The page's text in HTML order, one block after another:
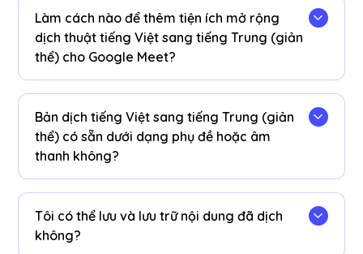
thêm phút dịch nếu cần.
Làm cách nào để thêm tiện ích mở rộng
dịch thuật tiếng Việt sang tiếng Trung (giản
thể) cho Google Meet?
chọn ngôn ngữ của bạn và nhận bản dịch AI từ
tiếng Việt sang tiếng Trung (giản thể) theo thời
gian thực ngay lập tức trên Google Meet.
Bản dịch tiếng Việt sang tiếng Trung (giản
thể) có sẵn dưới dạng phụ đề hoặc âm
thanh không?
có sẵn dưới dạng chú thích. Liên hệ với chúng tôi
nếu bạn cần tùy chọn dịch âm thanh.
Tôi có thể lưu và lưu trữ nội dung đã dịch
không?